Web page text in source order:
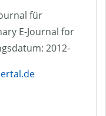
für
E-Journal for
2012-